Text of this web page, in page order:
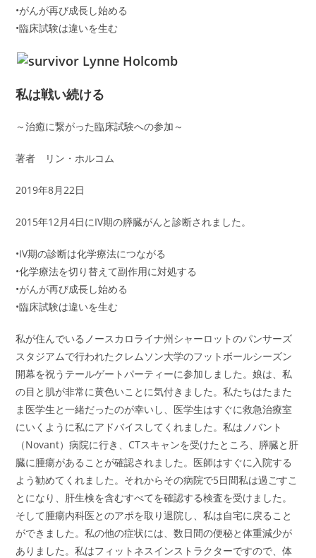
•がんが再び成長し始める
•臨床試験は違いを生む
私は戦い続ける
～治癒に繋がった臨床試験への参加～
著者 リン・ホルコム
2019年8月22日
2015年12月4日にIV期の膵臓がんと診断されました。
•IV期の診断は化学療法につながる
•化学療法を切り替えて副作用に対処する
•がんが再び成長し始める
•臨床試験は違いを生む
私が住んでいるノースカロライナ州シャーロットのパンサーズ
スタジアムで行われたクレムソン大学のフットボールシーズン
開幕を祝うテールゲートパーティーに参加しました。娘は、私
の目と肌が非常に黄色いことに気付きました。私たちはたまた
ま医学生と一緒だったのが幸いし、医学生はすぐに救急治療室
にいくように私にアドバイスしてくれました。私はノバント
（Novant）病院に行き、CTスキャンを受けたところ、膵臓と肝
臓に腫瘍があることが確認されました。医師はすぐに入院する
よう勧めてくれました。それからその病院で5日間私は過ごすこ
とになり、肝生検を含むすべてを確認する検査を受けました。
そして腫瘍内科医とのアポを取り退院し、私は自宅に戻ること
ができました。私の他の症状には、数日間の便秘と体重減少が
ありました。私はフィットネスインストラクターですので、体